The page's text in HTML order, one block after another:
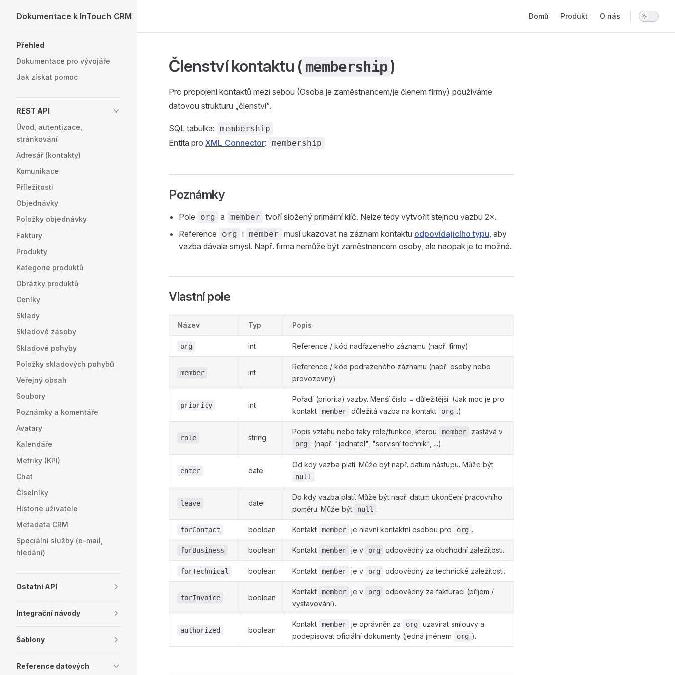
Skip to content
Dokumentace k InTouch CRM Domů Produkt O nás
Přehled
Dokumentace pro vývojáře
Jak získat pomoc
REST API
Úvod, autentizace,
stránkování
Adresář (kontakty)
Komunikace
Příležitosti
Objednávky
Položky objednávky
Faktury
Produkty
Kategorie produktů
Obrázky produktů
Ceníky
Sklady
Skladové zásoby
Skladové pohyby
Položky skladových pohybů
Veřejný obsah
Soubory
Poznámky a komentáře
Avatary
Kalendáře
Metriky (KPI)
Chat
Číselníky
Historie uživatele
Metadata CRM
Speciální služby (e-mail,
hledání)
Ostatní API
Integrační návody
Šablony
Reference datových
Členství kontaktu ( membership)
Pro propojení kontaktů mezi sebou (Osoba je zaměstnancem/je členem firmy) používáme
datovou strukturu „členství“.
SQL tabulka: membership
Entita pro XML Connector: membership
Poznámky
Pole org a member tvoří složený primární klíč. Nelze tedy vytvořit stejnou vazbu 2×.
Reference
org i member musí ukazovat na záznam kontaktu odpovídajícího typu, aby
vazba dávala smysl. Např. firma nemůže být zaměstnancem osoby, ale naopak je to možné.
Vlastní pole
Název Typ Popis
org int Reference / kód nadřazeného záznamu (např. firmy)
member int
Reference / kód podrazeného záznamu (např. osoby nebo
provozovny)
priority int
Pořadí (priorita) vazby. Menší číslo = důležitější. (Jak moc je pro
kontakt
member důležitá vazba na kontakt org .)
role string
Popis vztahu nebo taky role/funkce, kterou member zastává v
org . (např. "jednatel", "servisní technik", ...)
enter date
Od kdy vazba platí. Může být např. datum nástupu. Může být
null .
leave date
Do kdy vazba platí. Může být např. datum ukončení pracovního
poměru. Může být
null .
forContact boolean Kontakt member je hlavní kontaktní osobou pro org .
forBusiness boolean Kontakt member je v org odpovědný za obchodní záležitosti.
forTechnical boolean Kontakt member je v org odpovědný za technické záležitosti.
forInvoice boolean
Kontakt member je v org
odpovědný za fakturaci (příjem /
vystavování).
authorized boolean
Kontakt member je oprávněn za org
uzavírat smlouvy a
podepisovat oficiální dokumenty (jedná jménem
org ).